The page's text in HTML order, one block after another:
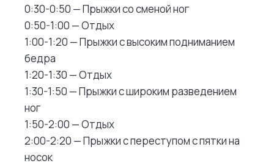
0:30-0:50 — Прыжки со сменой ног
0:50-1:00 — Отдых
1:00-1:20 — Прыжки с высоким подниманием
бедра
1:20-1:30 — Отдых
1:30-1:50 — Прыжки с широким разведением
ног
1:50-2:00 — Отдых
2:00-2:20 — Прыжки с переступом с пятки на
носок